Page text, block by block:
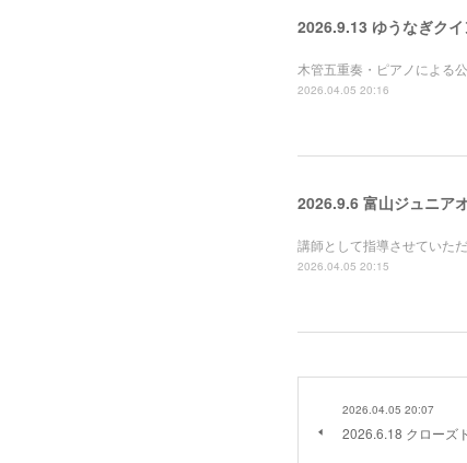
2026.9.13 ゆうなぎク
木管五重奏・ピアノによる
2026.04.05 20:16
2026.9.6 富山ジュニア
講師として指導させていた
2026.04.05 20:15
2026.04.05 20:07
2026.6.18 クローズ